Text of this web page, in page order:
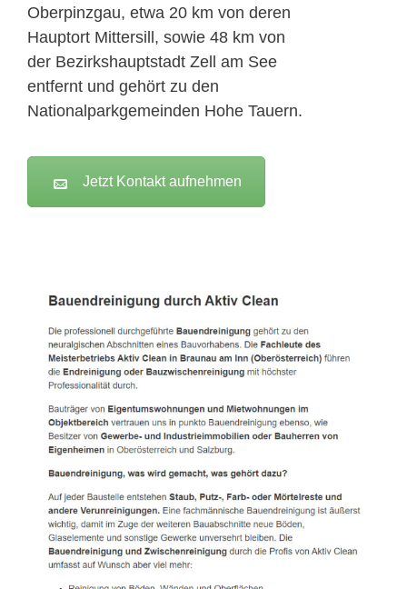
Oberpinzgau, etwa 20 km von deren
Hauptort Mittersill, sowie 48 km von
der Bezirkshauptstadt Zell am See
entfernt und gehört zu den
Nationalparkgemeinden Hohe Tauern.
Jetzt Kontakt aufnehmen